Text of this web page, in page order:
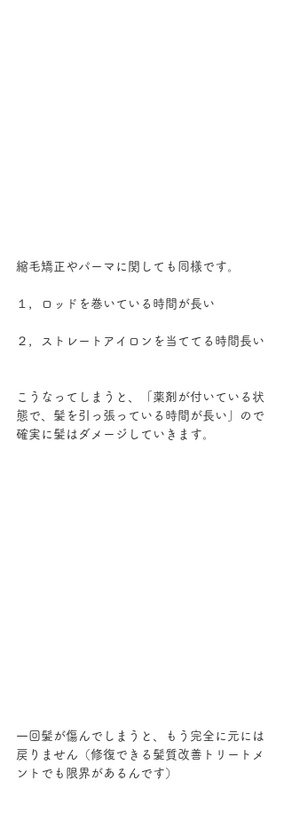
縮毛矯正やパーマに関しても同様です。
１，ロッドを巻いている時間が長い
２，ストレートアイロンを当ててる時間長い
こうなってしまうと、「薬剤が付いている状
態で、髪を引っ張っている時間が長い」ので
確実に髪はダメージしていきます。
一回髪が傷んでしまうと、もう完全に元には
戻りません（修復できる髪質改善トリートメ
ントでも限界があるんです）